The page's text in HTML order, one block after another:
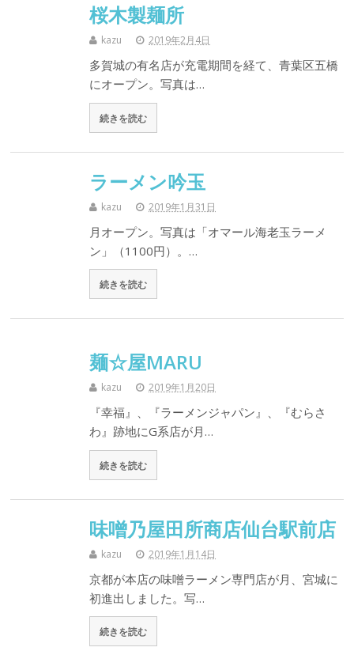
桜木製麺所
kazu 2019年2月4日
多賀城の有名店が充電期間を経て、青葉区五橋
にオープン。写真は…
続きを読む
ラーメン吟玉
kazu 2019年1月31日
月オープン。写真は「オマール海老玉ラーメ
ン」（1100円）。…
続きを読む
麺☆屋MARU
kazu 2019年1月20日
『幸福』、『ラーメンジャパン』、『むらさ
わ』跡地にG系店が月…
続きを読む
味噌乃屋田所商店仙台駅前店
kazu 2019年1月14日
京都が本店の味噌ラーメン専門店が月、宮城に
初進出しました。写…
続きを読む